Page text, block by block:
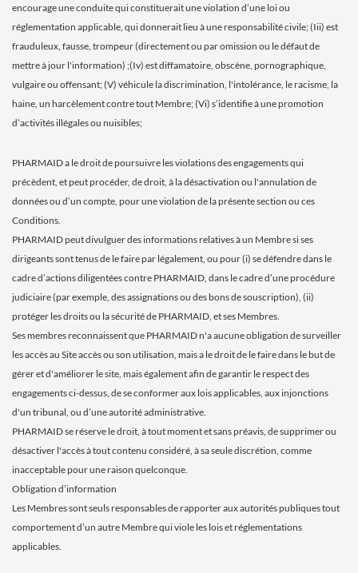
encourage une conduite qui constituerait une violation d’une loi ou
réglementation applicable, qui donnerait lieu à une responsabilité civile; (Iii) est
frauduleux, fausse, trompeur (directement ou par omission ou le défaut de
mettre à jour l'information) ;(Iv) est diffamatoire, obscène, pornographique,
vulgaire ou offensant; (V) véhicule la discrimination, l'intolérance, le racisme, la
haine, un harcèlement contre tout Membre; (Vi) s’identifie à une promotion
d’activités illégales ou nuisibles;
PHARMAID a le droit de poursuivre les violations des engagements qui
précèdent, et peut procéder, de droit, à la désactivation ou l'annulation de
données ou d’un compte, pour une violation de la présente section ou ces
Conditions.
PHARMAID peut divulguer des informations relatives à un Membre si ses
dirigeants sont tenus de le faire par légalement, ou pour (i) se défendre dans le
cadre d’actions diligentées contre PHARMAID, dans le cadre d’une procédure
judiciaire (par exemple, des assignations ou des bons de souscription), (ii)
protéger les droits ou la sécurité de PHARMAID, et ses Membres.
Ses membres reconnaissent que PHARMAID n'a aucune obligation de surveiller
les accès au Site accès ou son utilisation, mais a le droit de le faire dans le but de
gérer et d'améliorer le site, mais également afin de garantir le respect des
engagements ci-dessus, de se conformer aux lois applicables, aux injonctions
d'un tribunal, ou d’une autorité administrative.
PHARMAID se réserve le droit, à tout moment et sans préavis, de supprimer ou
désactiver l'accès à tout contenu considéré, à sa seule discrétion, comme
inacceptable pour une raison quelconque.
Obligation d’information
Les Membres sont seuls responsables de rapporter aux autorités publiques tout
comportement d’un autre Membre qui viole les lois et réglementations
applicables.